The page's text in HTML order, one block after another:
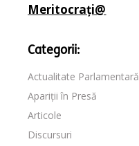
Meritocrați@
Categorii:
Actualitate Parlamentară
Apariții în Presă
Articole
Discursuri